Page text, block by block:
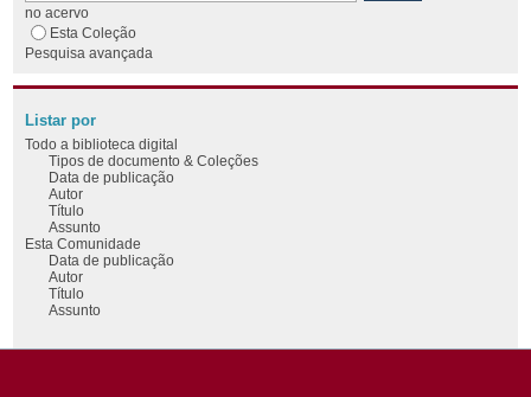
no acervo
Esta Coleção
Pesquisa avançada
Listar por
Todo a biblioteca digital
Tipos de documento & Coleções
Data de publicação
Autor
Título
Assunto
Esta Comunidade
Data de publicação
Autor
Título
Assunto